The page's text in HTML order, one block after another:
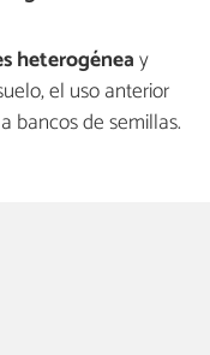
heterogéneay
el uso anterior
bancos de semillas.